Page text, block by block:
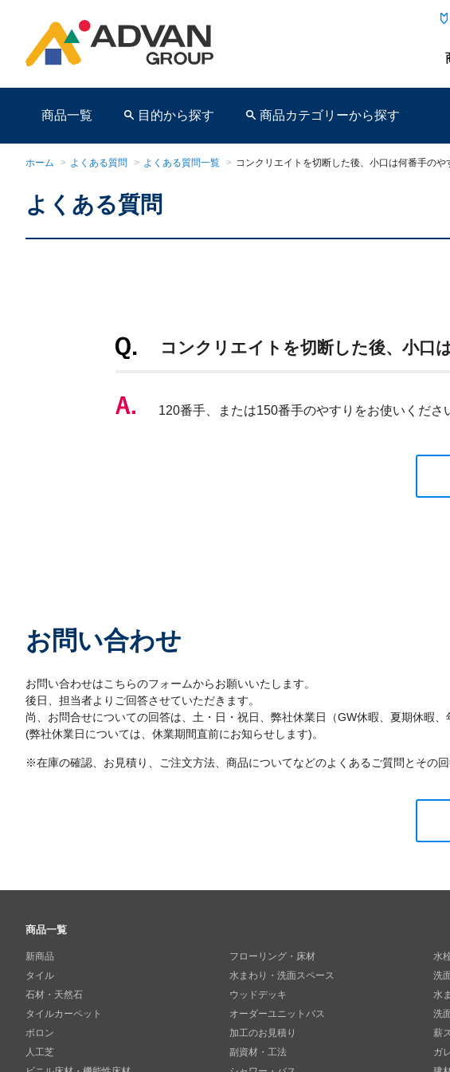
商品一覧 目的から探す 商品カテゴリーから探す
ホーム > よくある質問 > よくある質問一覧 > コンクリエイトを切断した後、小口は何番手のや
よくある質問
コンクリエイトを切断した後、小口
120番手、または150番手のやすりをお使いくださ
お問い合わせ
お問い合わせはこちらのフォームからお願いいたします。
後日、担当者よりご回答させていただきます。
尚、お問合せについての回答は、土・日・祝日、弊社休業日（GW休暇、夏期休暇
(弊社休業日については、休業期間直前にお知らせします)。
※在庫の確認、お見積り、ご注文方法、商品についてなどのよくあるご質問とその回
商品一覧
新商品
タイル
石材・天然石
タイルカーペット
ボロン
人工芝
フローリング・床材
水まわり・洗面スペース
ウッドデッキ
オーダーユニットバス
加工のお見積り
副資材・工法
水
洗
水
洗
薪
ガ